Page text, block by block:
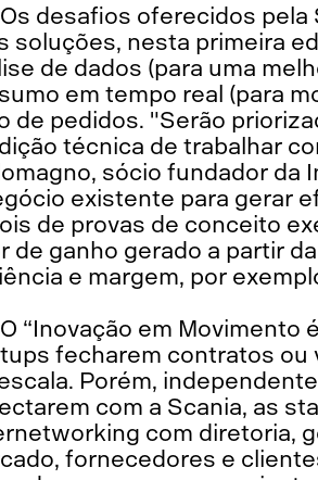
Os desafios oferecidos
soluções, nesta primeira
de dados (para uma
em tempo real (para
de pedidos. "Serão
técnica de trabalhar
sócio fundador da
existente para gerar
de provas de conceito
de ganho gerado a partir
e margem, por
O “Inovação em Movimento
fecharem contratos ou
Porém,
com a Scania, as
com diretoria,
fornecedores e